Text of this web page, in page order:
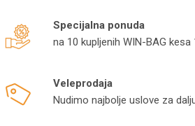
Specijalna ponuda
na 10 kupljenih WIN-BAG
Veleprodaja
Nudimo najbolje uslove za